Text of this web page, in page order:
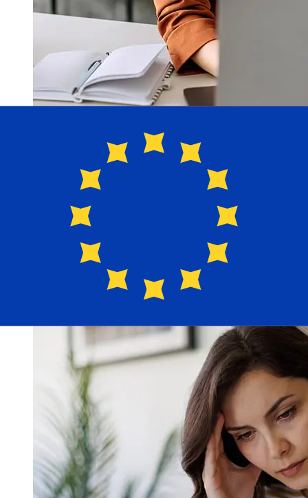
從Banco Popular de Puerto Rico USD
到EUR轉帳速度有多快？
從美國到Banco Popular de Puerto Rico 歐元成員國國際轉
帳的到帳時間取決於付款方式和交易時間。國際銀行轉帳通常
需要 1 至 5 個工作天。銀行假日和安檢等因素也可能影響送
貨。查看Banco Popular de Puerto Rico的截止時間，以避